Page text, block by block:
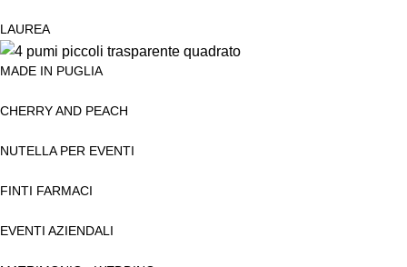
LAUREA
MADE IN PUGLIA
CHERRY AND PEACH
NUTELLA PER EVENTI
FINTI FARMACI
EVENTI AZIENDALI